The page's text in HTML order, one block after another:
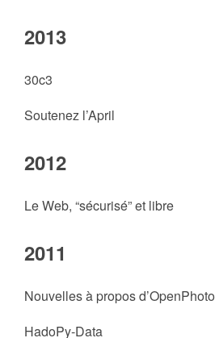
2013
30c3
Soutenez l’April
2012
Le Web, “sécurisé” et libre
2011
Nouvelles à propos d’OpenPhoto
HadoPy-Data